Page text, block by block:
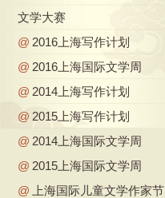
文学大赛
@ 2016上海写作计划
@ 2016上海国际文学周
@ 2014上海写作计划
@ 2015上海写作计划
@ 2014上海国际文学周
@ 2015上海国际文学周
@
上海国际儿童文学作家节